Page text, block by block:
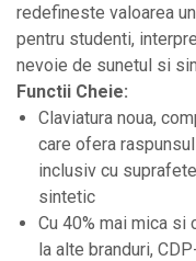
Lumini si efecte
Accesorii pentru lumini
Bare Led
Cabluri de Alimentare
Case-uri de lumini
Comenzi si controllere
Ecrane LED
redefineste valoarea
pentru studenti,
nevoie de sunetul si
Functii Cheie:
Claviatura noua,
care ofera
inclusiv cu
sintetic
Cu 40% mai mica si
la alte branduri,